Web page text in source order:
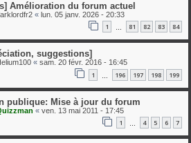
Amélioration du forum actuel
« lun. 05 janv. 2026 - 20:33
1 … 81 82 83 84
suggestions]
« sam. 20 févr. 2016 - 16:45
1 196 197 198 199
publique: Mise à jour du forum
« ven. 13 mai 2011 - 17:45
1 4 5 6 7